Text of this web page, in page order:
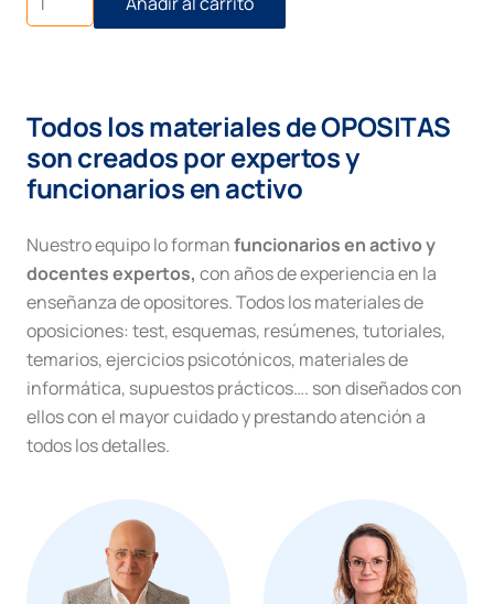
número
cantidad
Todos los materiales de OPOSITAS
son creados por expertos y
funcionarios en activo
Nuestro equipo lo formanfuncionarios en activo y
docentes expertos, con años de experiencia en la
enseñanza de opositores. Todos los materiales de
oposiciones: test, esquemas, resúmenes, tutoriales,
temarios, ejercicios psicotónicos, materiales de
informática, supuestos prácticos…. son diseñados con
ellos con el mayor cuidado y prestando atención a
todos los detalles.